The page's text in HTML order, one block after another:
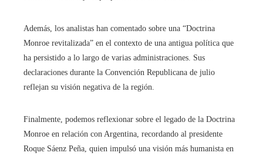
Además, los analistas han comentado sobre una “Doctrina
Monroe revitalizada” en el contexto de una antigua política que
ha persistido a lo largo de varias administraciones. Sus
declaraciones durante la Convención Republicana de julio
reflejan su visión negativa de la región.
Finalmente, podemos reflexionar sobre el legado de la Doctrina
Monroe en relación con Argentina, recordando al presidente
Roque Sáenz Peña, quien impulsó una visión más humanista en